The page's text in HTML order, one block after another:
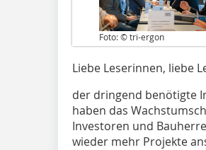
Foto: © tri-ergon
Liebe Leserinnen, liebe
der dringend benötigte
haben das
Investoren und
wieder mehr Projekte